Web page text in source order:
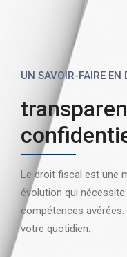
UN SAVOIR-FAIRE EN
Le droit fiscal est une
évolution qui
compétences
votre quotidien.